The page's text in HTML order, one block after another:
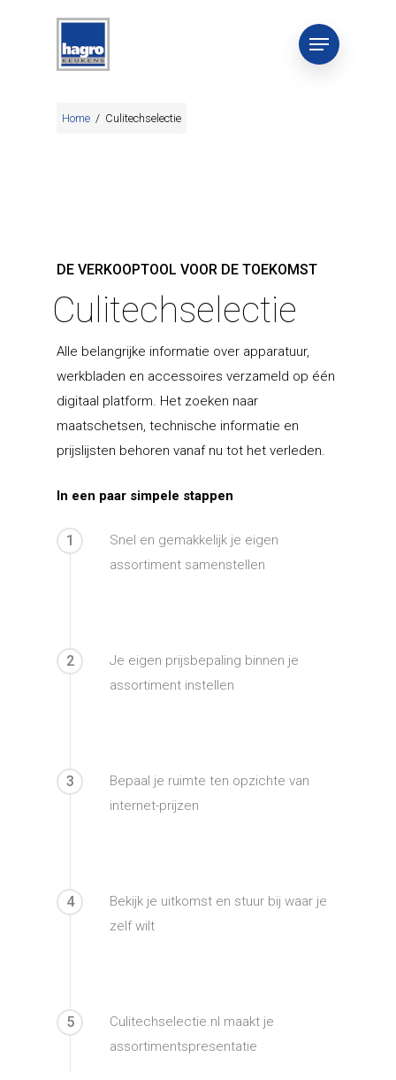
Home / Culitechselectie
DE VERKOOPTOOL VOOR DE TOEKOMST
Culitechselectie
Alle belangrijke informatie over apparatuur,
werkbladen en accessoires verzameld op één
digitaal platform. Het zoeken naar
maatschetsen, technische informatie en
prijslijsten behoren vanaf nu tot het verleden.
In een paar simpele stappen
1
Snel en gemakkelijk je eigen
assortiment samenstellen
2
Je eigen prijsbepaling binnen je
assortiment instellen
3
Bepaal je ruimte ten opzichte van
internet-prijzen
4
Bekijk je uitkomst en stuur bij waar je
zelf wilt
5
Culitechselectie.nl maakt je
assortimentspresentatie